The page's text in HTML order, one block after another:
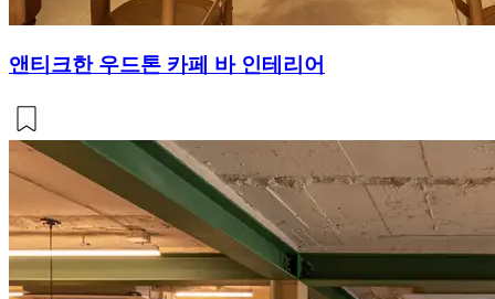
앤티크한 우드톤 카페 바 인테리어